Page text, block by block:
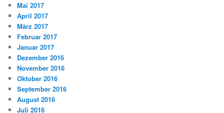
Mai 2017
April 2017
März 2017
Februar 2017
Januar 2017
Dezember 2016
November 2016
Oktober 2016
September 2016
August 2016
Juli 2016